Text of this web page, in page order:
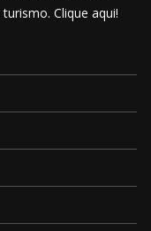
Clique aqui!